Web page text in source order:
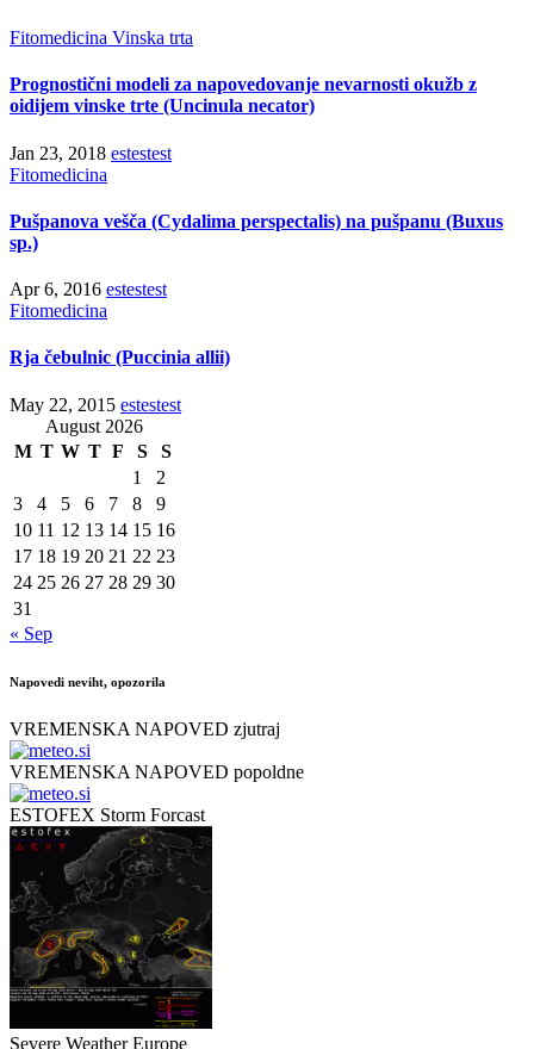
Fitomedicina Vinska trta
Prognostični modeli za napovedovanje nevarnosti okužb z
oidijem vinske trte (Uncinula necator)
Jan 23, 2018 estestest
Fitomedicina
Pušpanova vešča (Cydalima perspectalis) na pušpanu (Buxus
sp.)
Apr 6, 2016 estestest
Fitomedicina
Rja čebulnic (Puccinia allii)
May 22, 2015 estestest
August 2026
M T W T F S
S
1
2
3
4 5 6 7 8
9
10 11 12 13 14 15 16
17 18 19 20 21 22 23
24 25 26 27 28 29 30
31
« Sep
Napovedi neviht, opozorila
VREMENSKA NAPOVED zjutraj
VREMENSKA NAPOVED popoldne
ESTOFEX Storm Forcast
Severe Weather Europe